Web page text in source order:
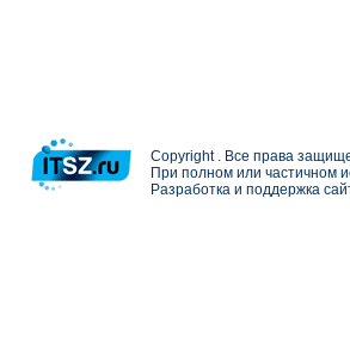
Copyright . Все права
При полном или частичном
Разработка и поддержка